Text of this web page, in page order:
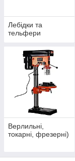
Лебідки та
тельфери
Верлильні,
токарні, фрезерні)